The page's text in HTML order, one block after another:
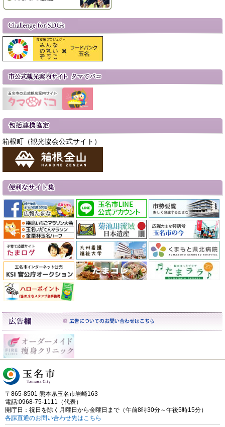
箱根町（観光協会公式サイト）
〒865-8501 熊本県玉名市岩崎163
電話:0968-75-1111（代表）
開庁日：祝日を除く月曜日から金曜日まで（午前8時30分～午後5時15分）
各課直通のお問い合わせ先はこちら